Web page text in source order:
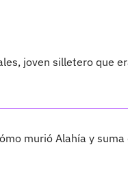
joven silletero que
murió Alahía y